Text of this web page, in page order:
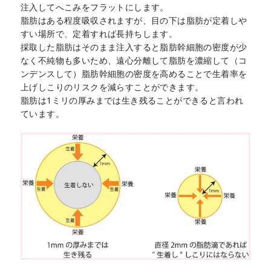
注入してへこみをフラットにします。
脂肪はある程度吸収されますが、目の下は脂肪が定着しや
すい場所で、定着すれば長持ちします。
採取した脂肪はそのまま注入すると脂肪幹細胞の密度が少
なく不純物も多いため、遠心分離して脂肪を濃縮して（コ
ンデンスして）脂肪幹細胞の密度を高めることで生着率を
上げしこりのリスクを減らすことができます。
脂肪は1ミリの厚みまでは生き残ることができると言われ
ています。